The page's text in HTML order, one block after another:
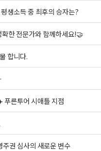
생소득 중 최후의 승자는?
한 전문가와 함께하세요!🤝
합니다.
른투어 시애틀 지점
권 심사의 새로운 변수